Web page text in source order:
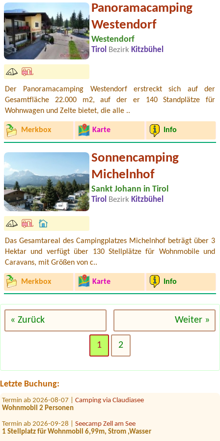
Panoramacamping
Westendorf
Westendorf
Tirol Bezirk Kitzbühel
Der Panoramacamping Westendorf erstreckt sich auf der
Gesamtfläche 22.000 m2, auf der er 140 Standplätze für
Wohnwagen und Zelte bietet, die alle ..
Merkbox Karte Info
Sonnencamping
Michelnhof
Sankt Johann in Tirol
Tirol Bezirk Kitzbühel
Das Gesamtareal des Campingplatzes Michelnhof beträgt über 3
Hektar und verfügt über 130 Stellplätze für Wohnmobile und
Caravans, mit Größen von c..
Merkbox Karte Info
« Zurück Weiter »
1 2
Letzte Buchung:
Camping via Claudiasee
1x tent place for 2 people
Termin ab 2026-08-07 | Camping via Claudiasee
Wohnmobil 2 Personen
Termin ab 2026-09-28 | Seecamp Zell am See
1 Stellplatz für Wohnmobil 6,99m, Strom ,Wasser